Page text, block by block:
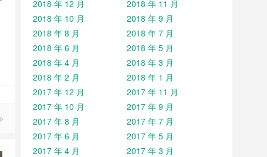
2018 年 12 月
2018 年 11 月
2018 年 10 月
2018 年 9 月
2018 年 8 月
2018 年 7 月
2018 年 6 月
2018 年 5 月
2018 年 4 月
2018 年 3 月
2018 年 2 月
2018 年 1 月
2017 年 12 月
2017 年 11 月
2017 年 10 月
2017 年 9 月
2017 年 8 月
2017 年 7 月
2017 年 6 月
2017 年 5 月
2017 年 4 月
2017 年 3 月